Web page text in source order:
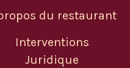
du restaurant
Interventions
Juridique